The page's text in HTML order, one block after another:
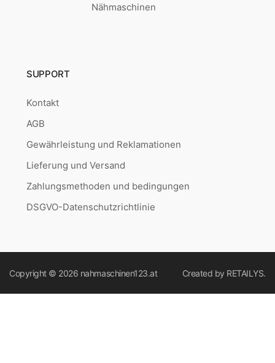
Nähmaschinen
SUPPORT
Kontakt
AGB
Gewährleistung und Reklamationen
Lieferung und Versand
Zahlungsmethoden und bedingungen
DSGVO-Datenschutzrichtlinie
Copyright © 2026 nahmaschinen123.at Created by RETAILYS.